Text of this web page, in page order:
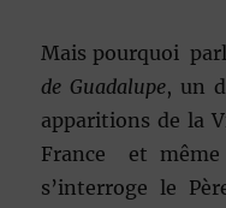
Mais pourquoi
de Guadalupe, un
apparitions de la
France et même
s’interroge le